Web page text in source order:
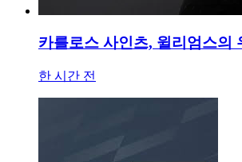
카를로스 사인츠, 윌리엄스의
한 시간 전